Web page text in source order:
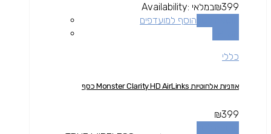
₪399
Availability: במלאי
הוסף למועדפים
כללי
אוזניות אלחוטיות Monster Clarity HD AirLinks כסף
₪399